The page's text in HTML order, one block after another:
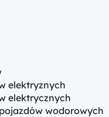
elektryznych
elektrycznych
wodorowych